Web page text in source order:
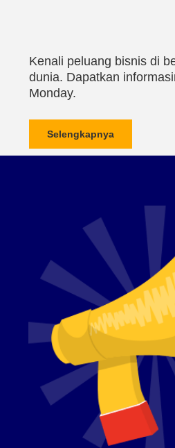
Kenali peluang bisnis di
dunia. Dapatkan
Monday.
Selengkapnya